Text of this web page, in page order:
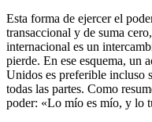
Esta forma de ejercer el
transaccional y de suma
internacional es un
pierde. En ese esquema, un
Unidos es preferible incluso
todas las partes. Como
poder: «Lo mío es mío, y lo